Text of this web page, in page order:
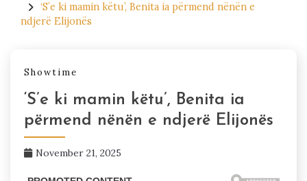
‘S’e ki mamin këtu’, Benita ia përmend nënën e
ndjerë Elijonës
Showtime
‘S’e ki mamin këtu’, Benita ia
përmend nënën e ndjerë Elijonës
November 21, 2025